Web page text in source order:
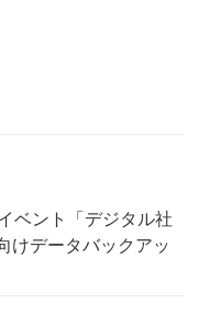
ベント「デジタル社
けデータバックアッ